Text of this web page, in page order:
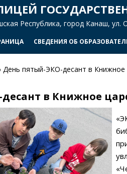
Республика, город Канаш,
СВЕДЕНИЯ ОБ
День пятый-ЭКО-десант в Книжное
в Книжное